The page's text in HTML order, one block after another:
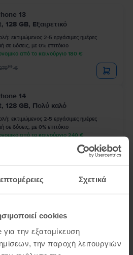
Σχετικά
cookies
την εξατομίκευση
την παροχή λειτουργιών
13
128 GB, Εξαιρετικό
εκτιμώμενος 2-5 εργάσιμες ημέρες
σε δόσεις, με 0% επιτόκιο
από το καινούργιο 180 €
99€
14
128 GB, Πολύ καλό
εκτιμώμενος 2-5 εργάσιμες ημέρες
σε δόσεις, με 0% επιτόκιο
από το καινούργιο 240 €
12 Pro
από το καινούργιο 289 €